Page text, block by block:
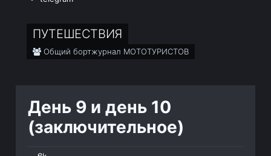
ПУТЕШЕСТВИЯ
Общий бортжурнал МОТОТУРИСТОВ
День 9 и день 10
(заключительное)